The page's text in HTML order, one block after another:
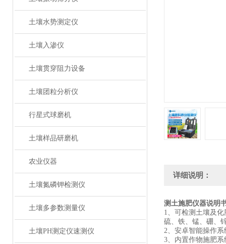
土壤水势测定仪
土壤入渗仪
土壤贯穿阻力设备
土壤团粒分析仪
行星式球磨机
土壤样品研磨机
农业仪器
土壤氮磷钾检测仪
土壤多参数测量仪
土壤PH测定仪速测仪
详细说明：
测土施肥仪器说明
1、可检测土壤及
硫、铁、锰、硼、
2、安卓智能操作
3、内置作物施肥